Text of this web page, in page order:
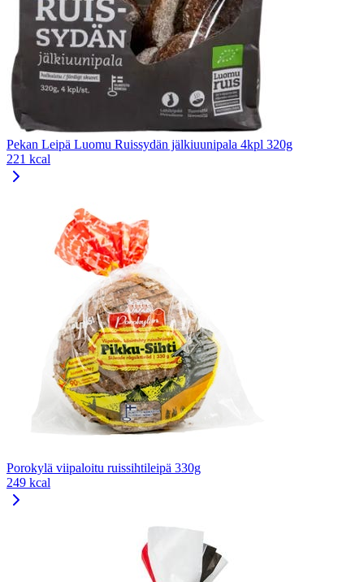
Pekan Leipä Luomu Ruissydän jälkiuunipala 4kpl 320g
221 kcal
Porokylä viipaloitu ruissihtileipä 330g
249 kcal